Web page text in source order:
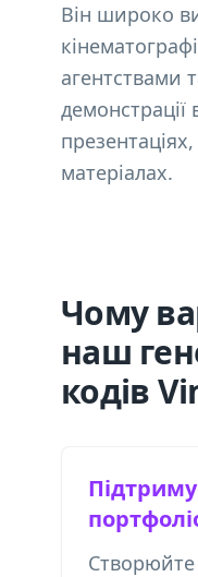
Він широко
агентствами
демонстрації
матеріалах.
Чому
наш
кодів
Створюйте